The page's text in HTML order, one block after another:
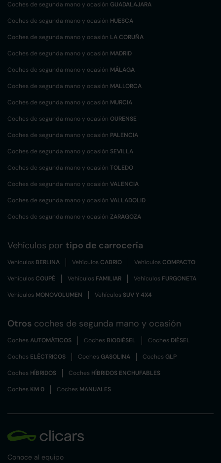
Coches de segunda mano y ocasión GUADALAJARA
Coches de segunda mano y ocasión HUESCA
Coches de segunda mano y ocasión LA CORUÑA
Coches de segunda mano y ocasión MADRID
Coches de segunda mano y ocasión MÁLAGA
Coches de segunda mano y ocasión MALLORCA
Coches de segunda mano y ocasión MURCIA
Coches de segunda mano y ocasión OURENSE
Coches de segunda mano y ocasión PALENCIA
Coches de segunda mano y ocasión SEVILLA
Coches de segunda mano y ocasión TOLEDO
Coches de segunda mano y ocasión VALENCIA
Coches de segunda mano y ocasión VALLADOLID
Coches de segunda mano y ocasión ZARAGOZA
Vehículos por tipo de carrocería
Vehículos BERLINA VehículosCABRIO VehículosCOMPACTO
VehículosCOUPÉ Vehículos FAMILIAR Vehículos FURGONETA
Vehículos MONOVOLUMEN Vehículos SUV Y 4X4
Otros coches de segunda mano y ocasión
CochesAUTOMÁTICOS Coches BIODIÉSEL Coches DIÉSEL
Coches ELÉCTRICOS CochesGASOLINA CochesGLP
Coches HÍBRIDOS Coches HÍBRIDOS ENCHUFABLES
Coches KM 0 Coches MANUALES
Conoce al equipo